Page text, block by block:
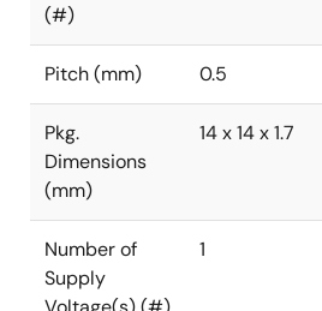
(#)
Pitch (mm) 0.5
Pkg.
Dimensions
(mm)
14 x 14 x 1.7
Number of
Supply
1